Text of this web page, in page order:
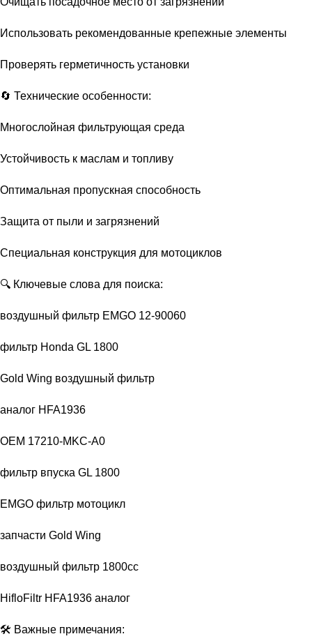
Использовать рекомендованные крепежные элементы
Проверять герметичность установки
🔄 Технические особенности:
Многослойная фильтрующая среда
Устойчивость к маслам и топливу
Оптимальная пропускная способность
Защита от пыли и загрязнений
Специальная конструкция для мотоциклов
🔍 Ключевые слова для поиска:
воздушный фильтр EMGO 12-90060
фильтр Honda GL 1800
Gold Wing воздушный фильтр
аналог HFA1936
OEM 17210-MKC-A0
фильтр впуска GL 1800
EMGO фильтр мотоцикл
запчасти Gold Wing
воздушный фильтр 1800cc
HifloFiltr HFA1936 аналог
🛠 Важные примечания: